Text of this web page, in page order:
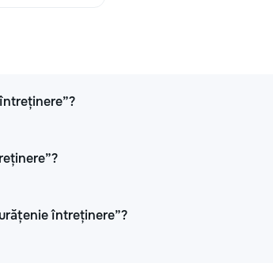
întreținere”?